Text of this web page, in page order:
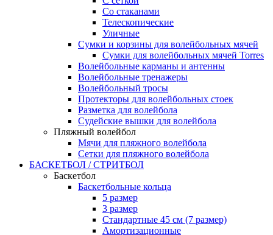
Со стаканами
Телескопические
Уличные
Сумки и корзины для волейбольных мячей
Сумки для волейбольных мячей Torres
Волейбольные карманы и антенны
Волейбольные тренажеры
Волейбольный тросы
Протекторы для волейбольных стоек
Разметка для волейбола
Судейские вышки для волейбола
Пляжный волейбол
Мячи для пляжного волейбола
Сетки для пляжного волейбола
БАСКЕТБОЛ / СТРИТБОЛ
Баскетбол
Баскетбольные кольца
5 размер
3 размер
Стандартные 45 см (7 размер)
Амортизационные